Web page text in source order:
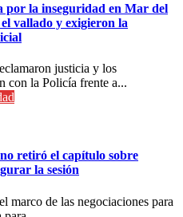
por la inseguridad en Mar del
vallado y exigieron la
justicia y los
con la Policía frente a...
retiró el capítulo sobre
la sesión
marco de las negociaciones para